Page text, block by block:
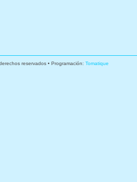
reservados • Programación: Tomatique